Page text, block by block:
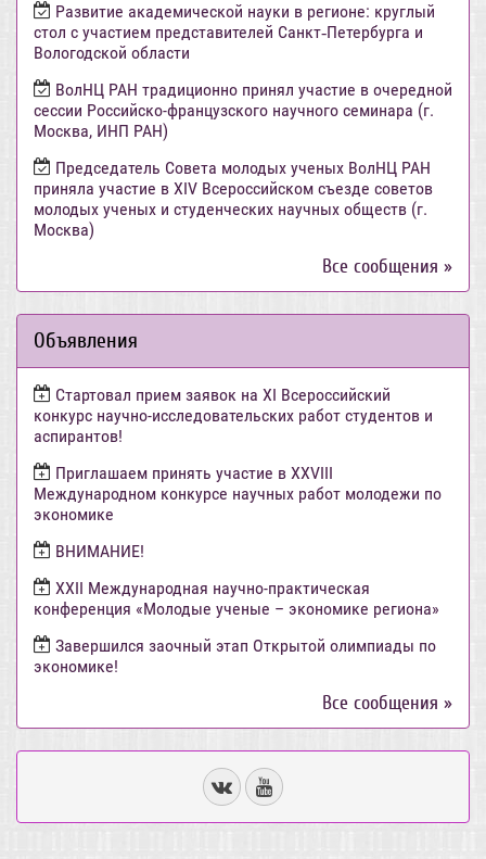
Развитие академической науки в регионе: круглый
стол с участием представителей Санкт‑Петербурга и
Вологодской области
ВолНЦ РАН традиционно принял участие в очередной
сессии Российско-французского научного семинара (г.
Москва, ИНП РАН)
Председатель Совета молодых ученых ВолНЦ РАН
приняла участие в XIV Всероссийском съезде советов
молодых ученых и студенческих научных обществ (г.
Москва)
Все сообщения »
Объявления
Стартовал прием заявок на XI Всероссийский
конкурс научно-исследовательских работ студентов и
аспирантов!
Приглашаем принять участие в XXVIII
Международном конкурсе научных работ молодежи по
экономике
ВНИМАНИЕ!
ХХII Международная научно-практическая
конференция «Молодые ученые – экономике региона»
Завершился заочный этап Открытой олимпиады по
экономике!
Все сообщения »